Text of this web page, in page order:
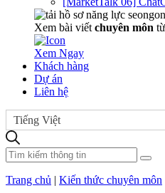
Xem bài viết chuyên môn
Xem Ngay
Khách hàng
Dự án
Liên hệ
Tiếng Việt
Trang chủ | Kiến thức chuyên môn